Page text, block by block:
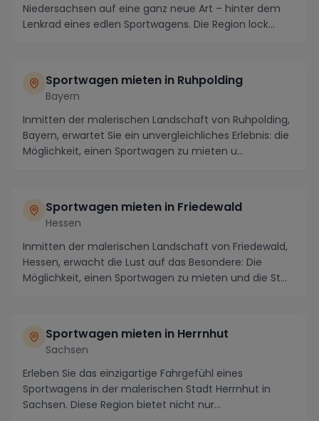
Niedersachsen auf eine ganz neue Art – hinter dem
Lenkrad eines edlen Sportwagens. Die Region lock...
Sportwagen mieten in Ruhpolding
Bayern
Inmitten der malerischen Landschaft von Ruhpolding,
Bayern, erwartet Sie ein unvergleichliches Erlebnis: die
Möglichkeit, einen Sportwagen zu mieten u...
Sportwagen mieten in Friedewald
Hessen
Inmitten der malerischen Landschaft von Friedewald,
Hessen, erwacht die Lust auf das Besondere: Die
Möglichkeit, einen Sportwagen zu mieten und die St...
Sportwagen mieten in Herrnhut
Sachsen
Erleben Sie das einzigartige Fahrgefühl eines
Sportwagens in der malerischen Stadt Herrnhut in
Sachsen. Diese Region bietet nicht nur